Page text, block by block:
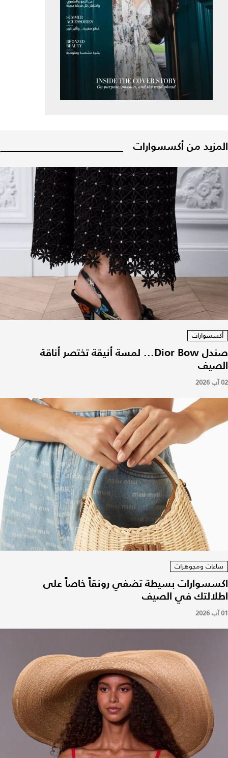
المزيد من أكسسوارات
أكسسوارات
صندل Dior Bow... لمسة أنيقة تختصر أناقة
الصيف
02 آب 2026
ساعات ومجوهرات
اكسسوارات بسيطة تضفي رونقاً خاصاً على
اطلالتك في الصيف
01 آب 2026